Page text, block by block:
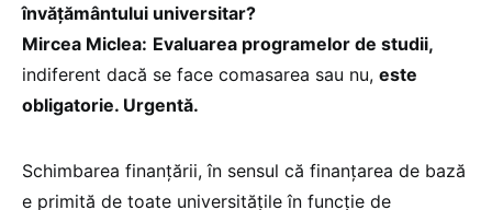
învățământului universitar?
Mircea Miclea: Evaluarea programelor de studii,
indiferent dacă se face comasarea sau nu, este
obligatorie. Urgentă.
Schimbarea finanțării, în sensul că finanțarea de bază
e primită de toate universitățile în funcție de